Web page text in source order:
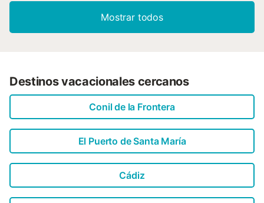
Mostrar todos
Destinos vacacionales cercanos
Conil de la Frontera
El Puerto de Santa María
Cádiz